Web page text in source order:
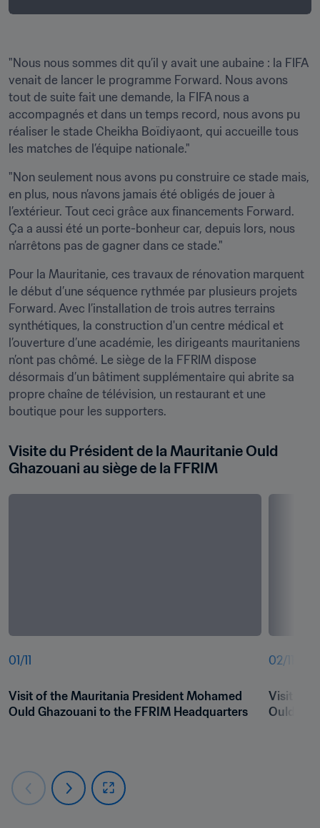
"Nous nous sommes dit qu’il y avait une aubaine : la FIFA
venait de lancer le programme Forward. Nous avons
tout de suite fait une demande, la FIFA nous a
accompagnés et dans un temps record, nous avons pu
réaliser le stade Cheikha Boïdiyaont, qui accueille tous
les matches de l’équipe nationale."
"Non seulement nous avons pu construire ce stade mais,
en plus, nous n’avons jamais été obligés de jouer à
l’extérieur. Tout ceci grâce aux financements Forward.
Ça a aussi été un porte-bonheur car, depuis lors, nous
n’arrêtons pas de gagner dans ce stade."
Pour la Mauritanie, ces travaux de rénovation marquent
le début d’une séquence rythmée par plusieurs projets
Forward. Avec l’installation de trois autres terrains
synthétiques, la construction d'un centre médical et
l’ouverture d’une académie, les dirigeants mauritaniens
n’ont pas chômé. Le siège de la FFRIM dispose
désormais d’un bâtiment supplémentaire qui abrite sa
propre chaîne de télévision, un restaurant et une
boutique pour les supporters.
Visite du Président de la Mauritanie Ould
Ghazouani au siège de la FFRIM
01 /11
Visit of the Mauritania President Mohamed
Ould Ghazouani to the FFRIM Headquarters
02/11
Visit of
Ould